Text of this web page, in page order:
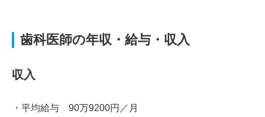
歯科医師の年収・給与・収入
収入
・平均給与 90万9200円／月